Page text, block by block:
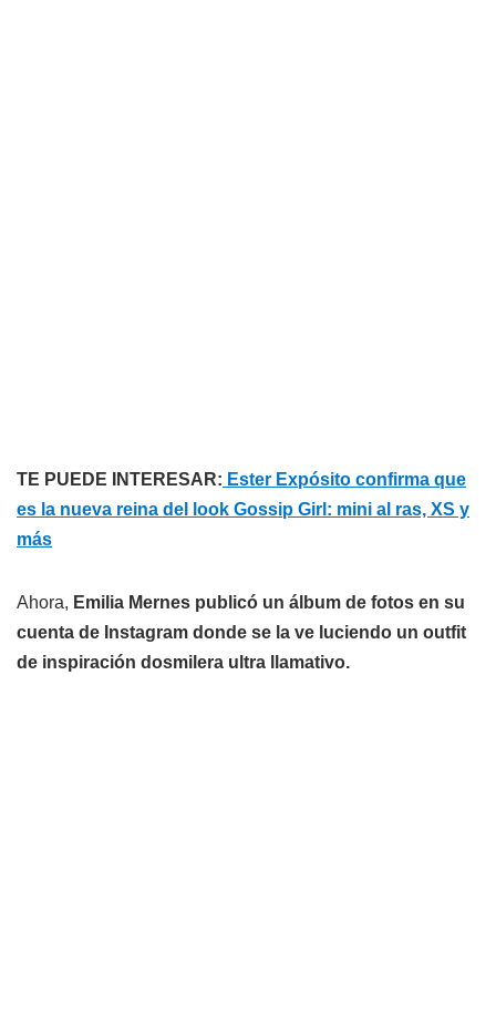
TE PUEDE INTERESAR: Ester Expósito confirma que
es la nueva reina del look Gossip Girl: mini al ras, XS y
más
Ahora, Emilia Mernes publicó un álbum de fotos en su
cuenta de Instagram donde se la ve luciendo un outfit
de inspiración dosmilera ultra llamativo.